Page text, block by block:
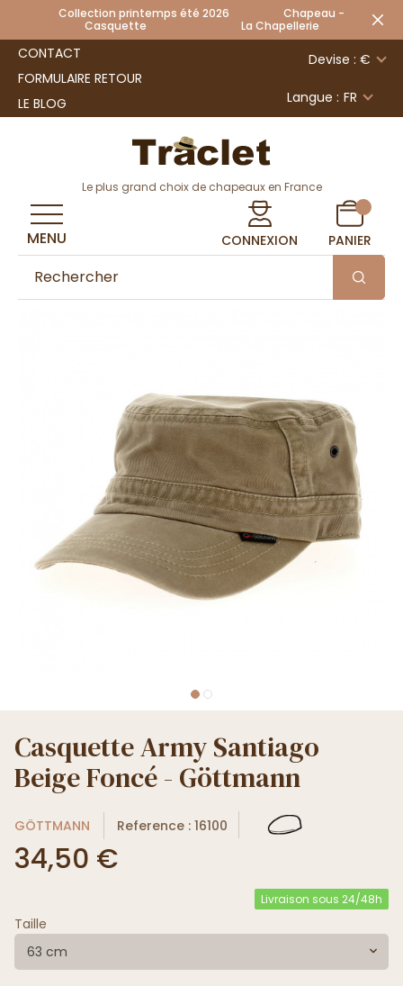
Collection printemps été 2026 Chapeau -
Casquette La Chapellerie
CONTACT
FORMULAIRE RETOUR
LE BLOG
Devise : €
Langue : FR
Le plus grand choix de chapeaux en France
CONNEXION PANIER
MENU
Casquette Army Santiago
Beige Foncé - Göttmann
GÖTTMANN Reference : 16100
34,50 €
Livraison sous 24/48h
Taille
63 cm